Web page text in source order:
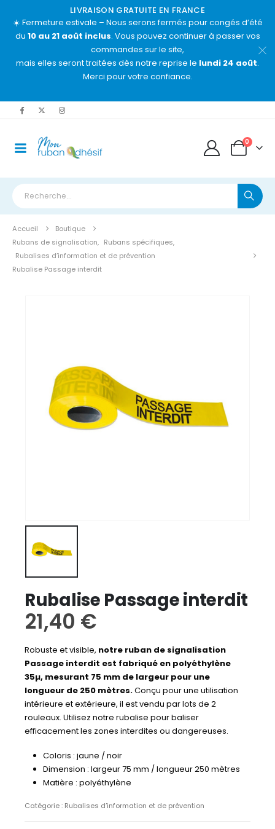
LIVRAISON GRATUITE EN FRANCE
☀️ Fermeture estivale – Nous serons fermés pour congés d’été
du 10 au 21 août inclus. Vous pouvez continuer à passer vos
commandes sur le site,
mais elles seront traitées dès notre reprise le lundi 24 août.
Merci pour votre confiance.
0
Accueil
Boutique
Rubans de signalisation, Rubans spécifiques,
Rubalises d’information et de prévention
Rubalise Passage interdit
Rubalise Passage interdit
21,40 €
Robuste et visible, notre ruban de signalisation
Passage interdit est fabriqué en polyéthylène
35µ, mesurant 75 mm de largeur pour une
longueur de 250 mètres.Conçu pour une utilisation
intérieure et extérieure, il est vendu par lots de 2
rouleaux. Utilisez notre rubalise pour baliser
efficacement les zones interdites ou dangereuses.
Coloris : jaune / noir
Dimension : largeur 75 mm / longueur 250 mètres
Matière : polyéthylène
Catégorie : Rubalises d’information et de prévention